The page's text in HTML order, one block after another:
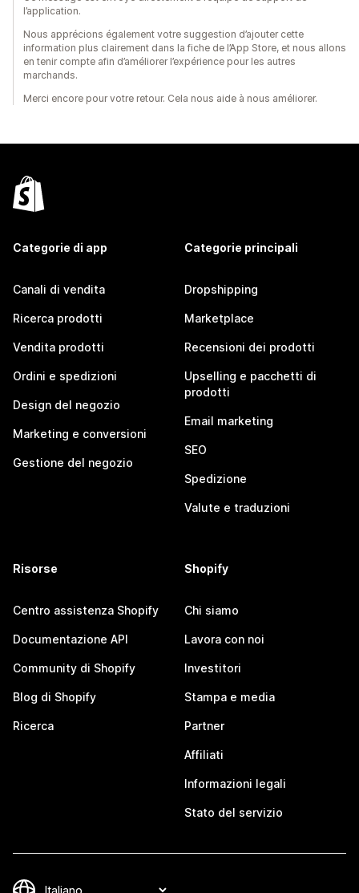
l’application.
Nous apprécions également votre suggestion d’ajouter cette
information plus clairement dans la fiche de l’App Store, et nous allons
en tenir compte afin d’améliorer l’expérience pour les autres
marchands.
Merci encore pour votre retour. Cela nous aide à nous améliorer.
Categorie di app
Canali di vendita
Ricerca prodotti
Vendita prodotti
Ordini e spedizioni
Design del negozio
Marketing e conversioni
Gestione del negozio
Categorie principali
Dropshipping
Marketplace
Recensioni dei prodotti
Upselling e pacchetti di
prodotti
Email marketing
SEO
Spedizione
Valute e traduzioni
Risorse
Centro assistenza Shopify
Documentazione API
Community di Shopify
Blog di Shopify
Ricerca
Shopify
Chi siamo
Lavora con noi
Investitori
Stampa e media
Partner
Affiliati
Informazioni legali
Stato del servizio